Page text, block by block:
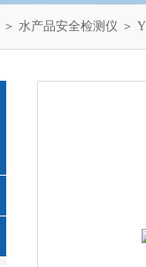
＞ 水产品安全检测仪 ＞